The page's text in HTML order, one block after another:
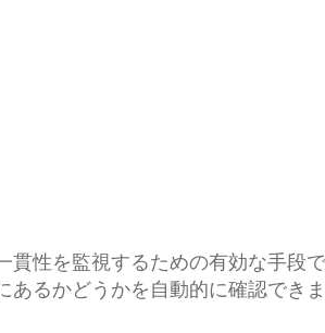
性を監視するための有効な手段
るかどうかを自動的に確認でき